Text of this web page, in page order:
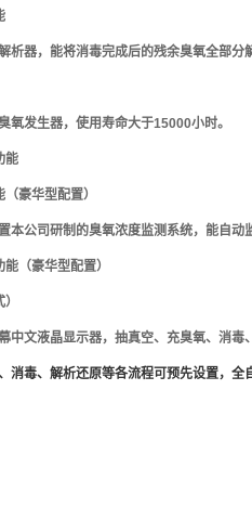
析器，能将消毒完成后的残余臭氧全部分
氧发生器，使用寿命大于15000小时。
能
豪华型配置）
本公司研制的臭氧浓度监测系统，能自动
（豪华型配置）
中文液晶显示器，抽真空、充臭氧、消毒
消毒、解析还原等各流程可预先设置，